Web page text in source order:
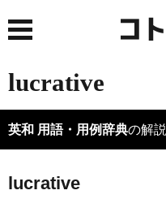
lucrative
英和 用語・用例辞典の解説
lucrative